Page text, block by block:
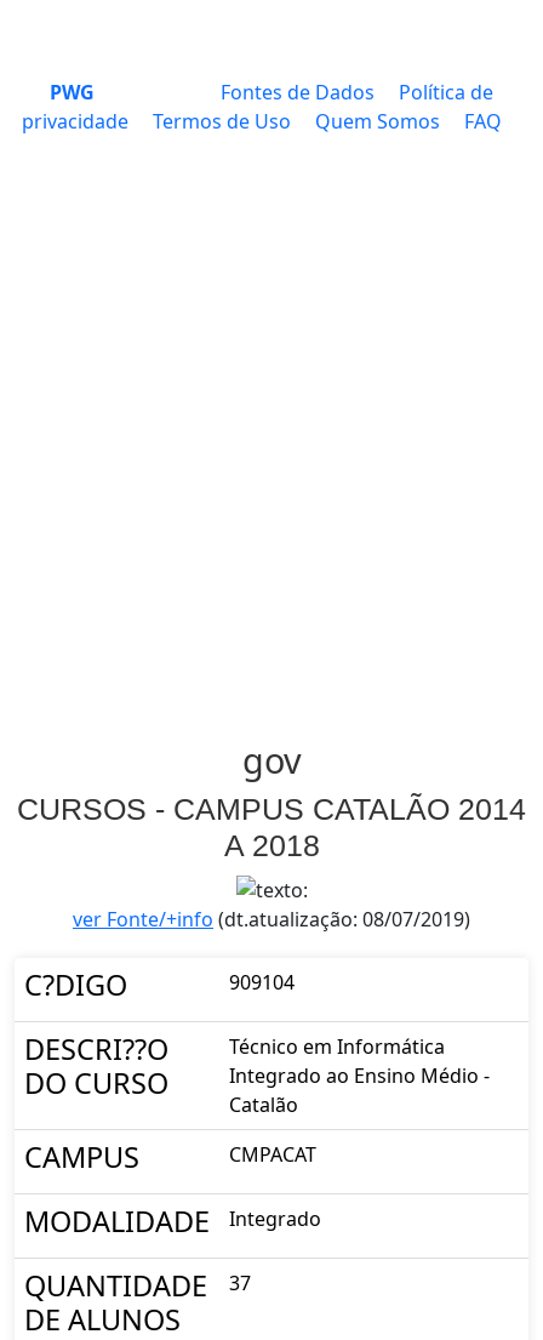
PWG Fontes de Dados
Política de
privacidade
Termos de Uso Quem Somos FAQ
gov
CURSOS - CAMPUS CATALÃO 2014
A 2018
ver Fonte/+info (dt.atualização: 08/07/2019)
C?DIGO 909104
DESCRI??O
DO CURSO
Técnico em Informática
Integrado ao Ensino Médio -
Catalão
CAMPUS CMPACAT
MODALIDADE Integrado
QUANTIDADE
DE ALUNOS
37